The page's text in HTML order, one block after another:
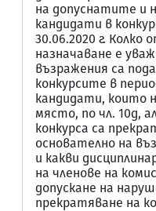
на допуснатите и
кандидати в
30.06.2020 г.
назначаване е
възражения са
конкурсите в
кандидати, които
място, по чл. 10д,
конкурса са
основателно на
и какви
на членове на
допускане на
прекратяване на